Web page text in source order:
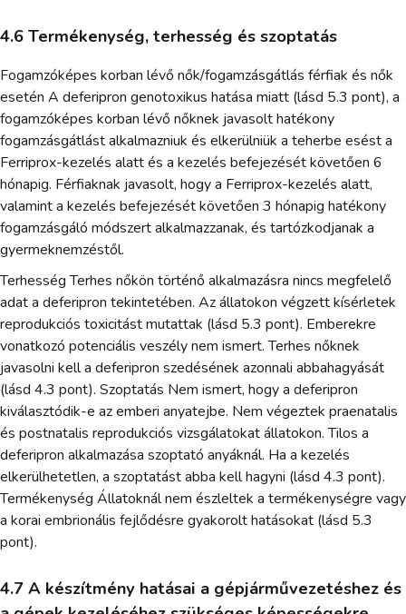
4.6 Termékenység, terhesség és szoptatás
Fogamzóképes korban lévő nők/fogamzásgátlás férfiak és nők
esetén A deferipron genotoxikus hatása miatt (lásd 5.3 pont), a
fogamzóképes korban lévő nőknek javasolt hatékony
fogamzásgátlást alkalmazniuk és elkerülniük a teherbe esést a
Ferriprox-kezelés alatt és a kezelés befejezését követően 6
hónapig. Férfiaknak javasolt, hogy a Ferriprox-kezelés alatt,
valamint a kezelés befejezését követően 3 hónapig hatékony
fogamzásgáló módszert alkalmazzanak, és tartózkodjanak a
gyermeknemzéstől.
Terhesség Terhes nőkön történő alkalmazásra nincs megfelelő
adat a deferipron tekintetében. Az állatokon végzett kísérletek
reprodukciós toxicitást mutattak (lásd 5.3 pont). Emberekre
vonatkozó potenciális veszély nem ismert. Terhes nőknek
javasolni kell a deferipron szedésének azonnali abbahagyását
(lásd 4.3 pont). Szoptatás Nem ismert, hogy a deferipron
kiválasztódik-e az emberi anyatejbe. Nem végeztek praenatalis
és postnatalis reprodukciós vizsgálatokat állatokon. Tilos a
deferipron alkalmazása szoptató anyáknál. Ha a kezelés
elkerülhetetlen, a szoptatást abba kell hagyni (lásd 4.3 pont).
Termékenység Állatoknál nem észleltek a termékenységre vagy
a korai embrionális fejlődésre gyakorolt hatásokat (lásd 5.3
pont).
4.7 A készítmény hatásai a gépjárművezetéshez és